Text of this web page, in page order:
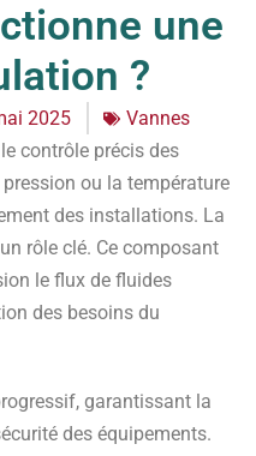
une
?
2025
Vannes
contrôle précis des
ou la température
des installations. La
rôle clé. Ce composant
le flux de fluides
des besoins du
garantissant la
des équipements.